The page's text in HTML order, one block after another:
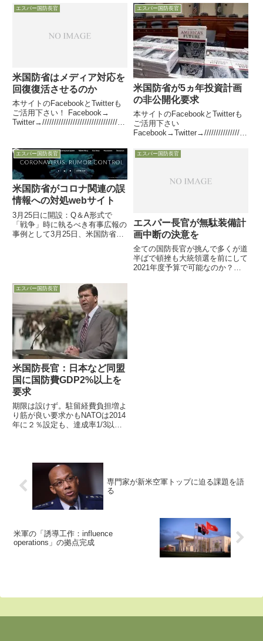
防長官は記者団に、「ロシアが履
行していない条約を維持しない」
間通信企業Ligado Networksが
2018年10月に打ち出した衛星を
利用した５Gネットワーク構築構
想に関し...
エスパー国防長官
米国防省はメディア対応を
回復復活させるのか
本サイトのFacebookとTwitterも
ご活用下さい！ Facebook→
Twitter→////////////////////////////////////
エスパー国防長官
米国防省が5ヵ年投資計画
の非公開化要求
本サイトのFacebookとTwitterも
ご活用下さい
Facebook→Twitter→//////////////////
/////////...
エスパー国防長官
米国防省がコロナ関連の誤
情報への対処webサイト
3月25日に開設：Q＆A形式で
「戦争」時に執るべき有事広報の
事例として3月25日、米国防省報
エスパー国防長官
エスパー長官が無駄装備計
画中断の決意を
全ての国防長官が挑んで多くが道
半ばで頓挫も大統領選を前にして
2021年度予算で可能なのか？全
エスパー国防長官
米国防長官：日本など同盟
国に国防費GDP2%以上を
要求
期限は設けず。駐留経費負担増よ
り筋が良い要求かもNATOは2014
年に２％設定も、達成率1/3以下
「防衛費を国内総生産（GDP）
比で少なくとも２％に...
専門家が新米空軍トップに迫る課題を語
る
米軍の「誘導工作：influence
operations」の拠点完成